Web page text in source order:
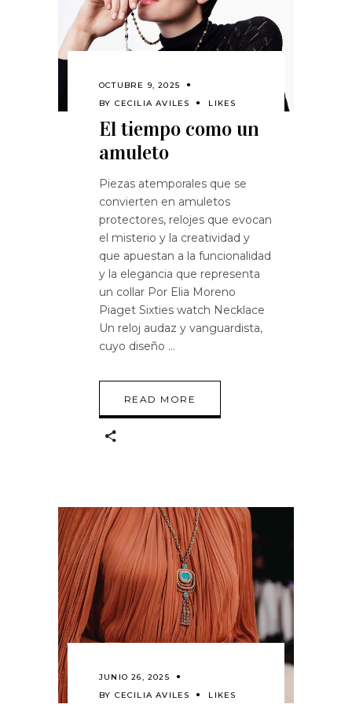
OCTUBRE 9, 2025
BY CECILIA AVILES LIKES
El tiempo como un
amuleto
Piezas atemporales que se
convierten en amuletos
protectores, relojes que evocan
el misterio y la creatividad y
que apuestan a la funcionalidad
y la elegancia que representa
un collar Por Elia Moreno
Piaget Sixties watch Necklace
Un reloj audaz y vanguardista,
cuyo diseño
READ MORE
JUNIO 26, 2025
BY CECILIA AVILES LIKES